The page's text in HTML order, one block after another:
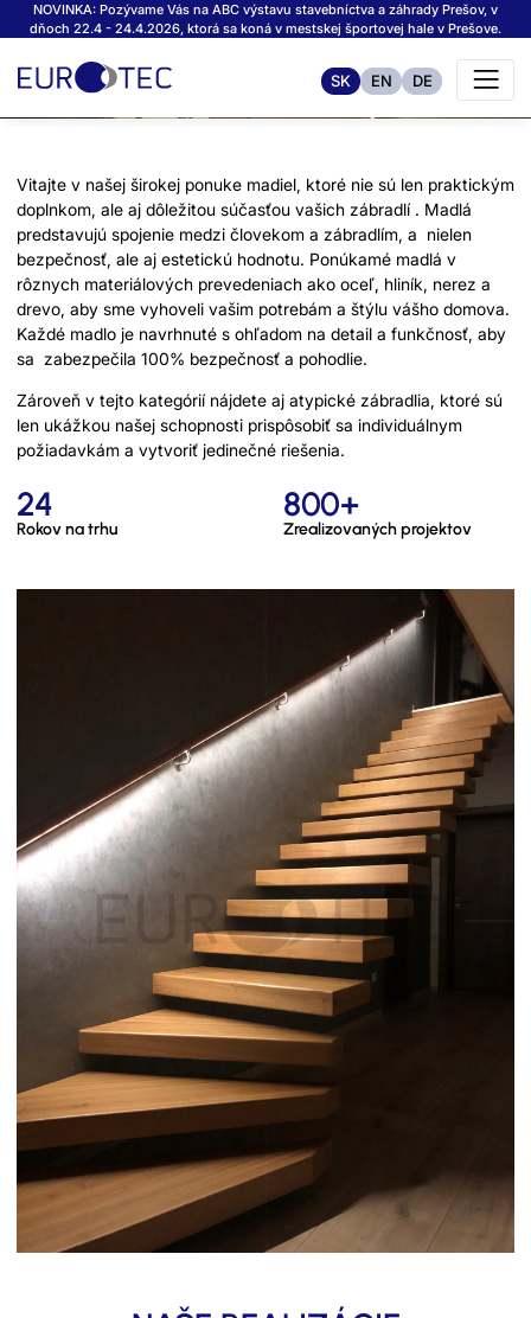
NOVINKA: Pozývame Vás na ABC výstavu stavebníctva a záhrady Prešov, v
dňoch 22.4 - 24.4.2026, ktorá sa koná v mestskej športovej hale v Prešove.
SK EN DE
Vitajte v našej širokej ponuke madiel, ktoré nie sú len praktickým
doplnkom, ale aj dôležitou súčasťou vašich zábradlí . Madlá
predstavujú spojenie medzi človekom a zábradlím, a nielen
bezpečnosť, ale aj estetickú hodnotu. Ponúkamé madlá v
rôznych materiálových prevedeniach ako oceľ, hliník, nerez a
drevo, aby sme vyhoveli vašim potrebám a štýlu vášho domova.
Každé madlo je navrhnuté s ohľadom na detail a funkčnosť, aby
sa zabezpečila 100% bezpečnosť a pohodlie.
Zároveň v tejto kategórií nájdete aj atypické zábradlia, ktoré sú
len ukážkou našej schopnosti prispôsobiť sa individuálnym
požiadavkám a vytvoriť jedinečné riešenia.
24
Rokov na trhu
800+
Zrealizovaných projektov